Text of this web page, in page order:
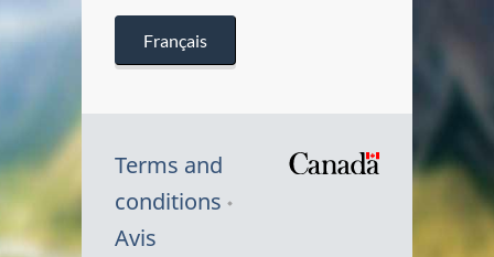
Français
Terms and
conditions
Avis